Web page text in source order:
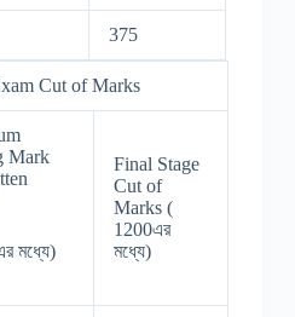
375
Cut of Marks
Mark
মধ্যে)
Final Stage
Cut of
Marks (
1200এর
মধ্যে)